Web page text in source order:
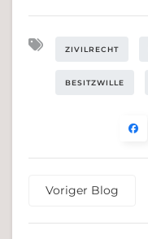
ZIVILRECHT
BESITZWILLE
Voriger Blog